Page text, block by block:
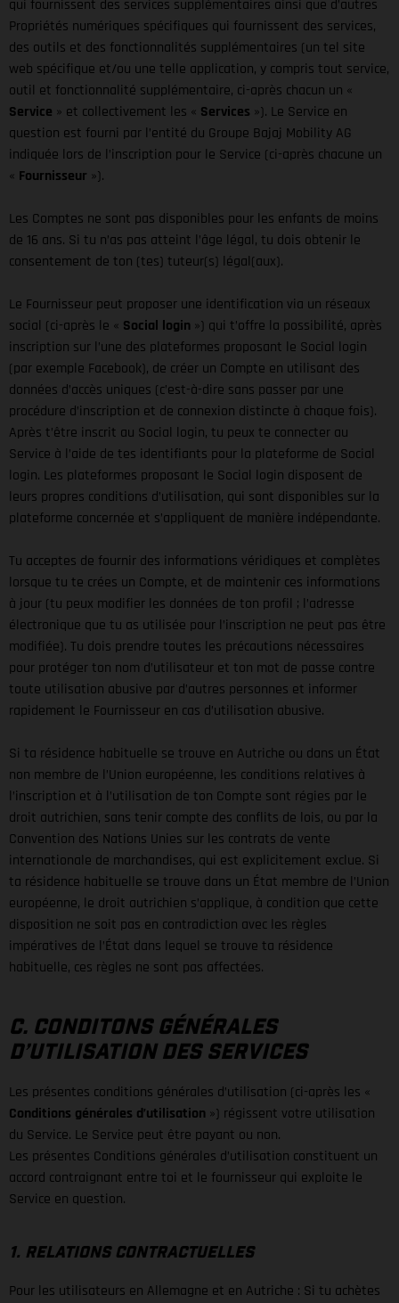
qui fournissent des services supplémentaires ainsi que d’autres
Propriétés numériques spécifiques qui fournissent des services,
des outils et des fonctionnalités supplémentaires (un tel site
web spécifique et/ou une telle application, y compris tout service,
outil et fonctionnalité supplémentaire, ci-après chacun un «
Service » et collectivement les « Services »). Le Service en
question est fourni par l’entité du Groupe Bajaj Mobility AG
indiquée lors de l’inscription pour le Service (ci-après chacune un
« Fournisseur »).
Les Comptes ne sont pas disponibles pour les enfants de moins
de 16 ans. Si tu n’as pas atteint l’âge légal, tu dois obtenir le
consentement de ton (tes) tuteur(s) légal(aux).
Le Fournisseur peut proposer une identification via un réseaux
social (ci-après le « Social login ») qui t’offre la possibilité, après
inscription sur l’une des plateformes proposant le Social login
(par exemple Facebook), de créer un Compte en utilisant des
données d’accès uniques (c’est-à-dire sans passer par une
procédure d’inscription et de connexion distincte à chaque fois).
Après t’être inscrit au Social login, tu peux te connecter au
Service à l’aide de tes identifiants pour la plateforme de Social
login. Les plateformes proposant le Social login disposent de
leurs propres conditions d’utilisation, qui sont disponibles sur la
plateforme concernée et s’appliquent de manière indépendante.
Tu acceptes de fournir des informations véridiques et complètes
lorsque tu te crées un Compte, et de maintenir ces informations
à jour (tu peux modifier les données de ton profil ; l’adresse
électronique que tu as utilisée pour l’inscription ne peut pas être
modifiée). Tu dois prendre toutes les précautions nécessaires
pour protéger ton nom d’utilisateur et ton mot de passe contre
toute utilisation abusive par d’autres personnes et informer
rapidement le Fournisseur en cas d’utilisation abusive.
Si ta résidence habituelle se trouve en Autriche ou dans un État
non membre de l’Union européenne, les conditions relatives à
l’inscription et à l’utilisation de ton Compte sont régies par le
droit autrichien, sans tenir compte des conflits de lois, ou par la
Convention des Nations Unies sur les contrats de vente
internationale de marchandises, qui est explicitement exclue. Si
ta résidence habituelle se trouve dans un État membre de l’Union
européenne, le droit autrichien s’applique, à condition que cette
disposition ne soit pas en contradiction avec les règles
impératives de l’État dans lequel se trouve ta résidence
habituelle, ces règles ne sont pas affectées.
C. CONDITONS GÉNÉRALES
D’UTILISATION DES SERVICES
Les présentes conditions générales d’utilisation (ci-après les «
Conditions générales d’utilisation ») régissent votre utilisation
du Service. Le Service peut être payant ou non.
Les présentes Conditions générales d’utilisation constituent un
accord contraignant entre toi et le fournisseur qui exploite le
Service en question.
1. RELATIONS CONTRACTUELLES
Pour les utilisateurs en Allemagne et en Autriche : Si tu achètes